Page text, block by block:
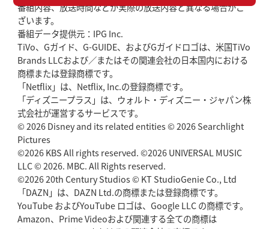
番組内容、放送時間などが実際の放送内容と異なる場合がご
ざいます。
番組データ提供元：IPG Inc.
TiVo、Gガイド、G-GUIDE、およびGガイドロゴは、米国TiVo
Brands LLCおよび／またはその関連会社の日本国内における
商標または登録商標です。
「Netflix」は、Netflix, Inc.の登録商標です。
「ディズニープラス」は、ウォルト・ディズニー・ジャパン株
式会社が運営するサービスです。
© 2026 Disney and its related entities © 2026 Searchlight
Pictures
©2026 KBS All rights reserved. ©2026 UNIVERSAL MUSIC
LLC © 2026. MBC. All Rights reserved.
©2026 20th Century Studios © KT StudioGenie Co., Ltd
「DAZN」は、DAZN Ltd.の商標または登録商標です。
YouTube およびYouTube ロゴは、Google LLC の商標です。
Amazon、Prime Videoおよび関連する全ての商標は